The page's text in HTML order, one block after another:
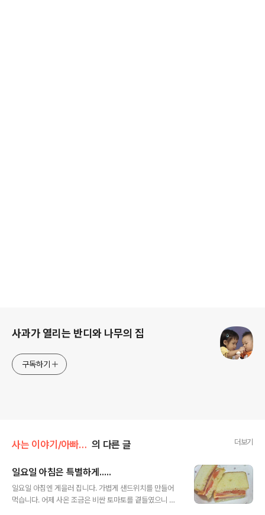
사과가 열리는 반디와 나무의 집
구독하기
사는 이야기/아빠생각 의 다른 글 더보기
일요일 아침은 특별하게.....
일요일 아침엔 게을러 집니다. 가볍게 샌드위치를 만들어
먹습니다. 어제 사온 조금은 비싼 토마토를 곁들였으니 맛